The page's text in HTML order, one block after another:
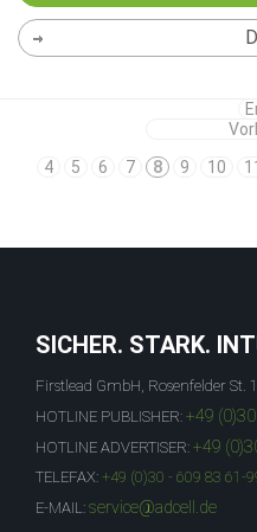
4
5 6 7 8 9 10 11
SICHER. STARK.
Firstlead GmbH, Rosenfelder St.
HOTLINE PUBLISHER: +49
HOTLINE ADVERTISER: +49
TELEFAX: +49 (0)30 - 609 83 61-
E-MAIL: service@adcell.de